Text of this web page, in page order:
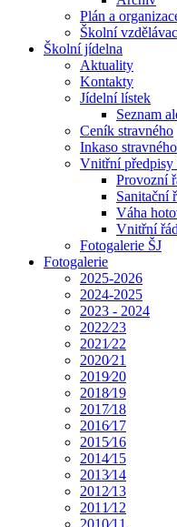
Plán a
Školní
Školní jídelna
Aktuality
Kontakty
Jídelní lístek
Seznam
Ceník stravného
Inkaso stravného
Vnitřní
Provozní
Sanitační
Váha
Vnitřní
Fotogalerie ŠJ
Fotogalerie
2025-2026
2024-2025
2023 - 2024
2022⁄23
2021⁄22
2020⁄21
2019⁄20
2018⁄19
2017⁄18
2016⁄17
2015⁄16
2014⁄15
2013⁄14
2012⁄13
2011⁄12
2010⁄11